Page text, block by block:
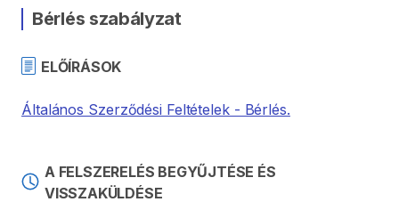
Bérlés szabályzat
ELŐÍRÁSOK
Általános Szerződési Feltételek - Bérlés.
A FELSZERELÉS BEGYŰJTÉSE ÉS
VISSZAKÜLDÉSE